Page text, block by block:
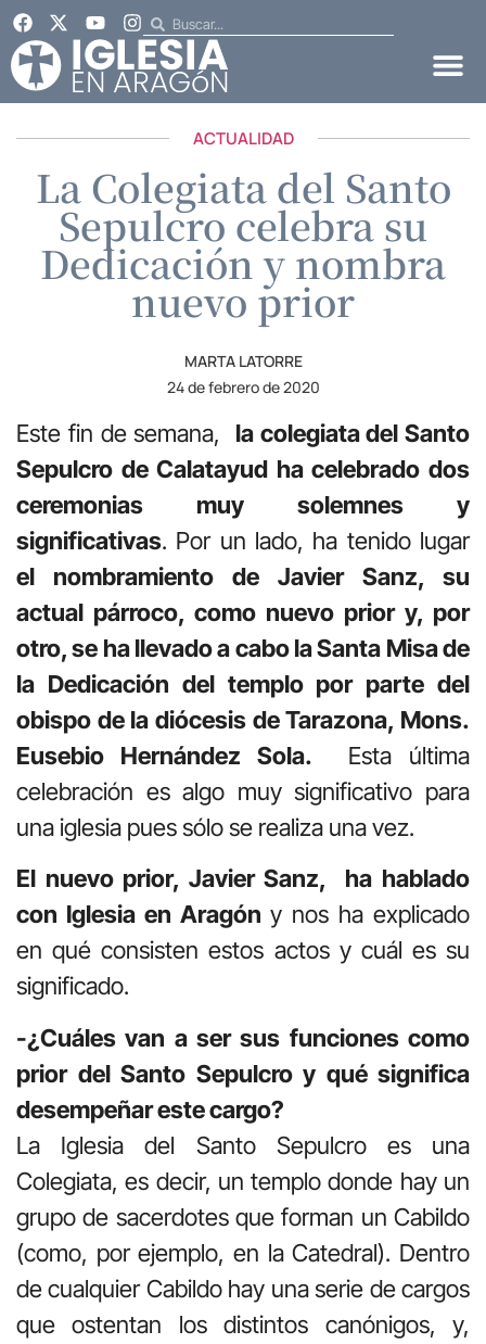
ACTUALIDAD
La Colegiata del Santo
Sepulcro celebra su
Dedicación y nombra
nuevo prior
MARTA LATORRE
24 de febrero de 2020
Este fin de semana, la colegiata del Santo
Sepulcro de Calatayud ha celebrado dos
ceremonias muy solemnes y
significativas. Por un lado, ha tenido lugar
el nombramiento de Javier Sanz, su
actual párroco, como nuevo prior y, por
otro, se ha llevado a cabo la Santa Misa de
la Dedicación del templo por parte del
obispo de la diócesis de Tarazona, Mons.
Eusebio Hernández Sola. Esta última
celebración es algo muy significativo para
una iglesia pues sólo se realiza una vez.
El nuevo prior, Javier Sanz, ha hablado
con Iglesia en Aragón y nos ha explicado
en qué consisten estos actos y cuál es su
significado.
-¿Cuáles van a ser sus funciones como
prior del Santo Sepulcro y qué significa
desempeñar este cargo?
La Iglesia del Santo Sepulcro es una
Colegiata, es decir, un templo donde hay un
grupo de sacerdotes que forman un Cabildo
(como, por ejemplo, en la Catedral). Dentro
de cualquier Cabildo hay una serie de cargos
que ostentan los distintos canónigos, y,